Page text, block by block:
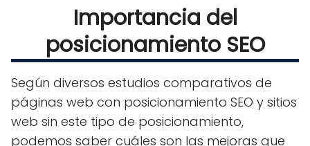
Importancia del
posicionamiento SEO
Según diversos estudios comparativos de
páginas web con posicionamiento SEO y sitios
web sin este tipo de posicionamiento,
podemos saber cuáles son las mejoras que